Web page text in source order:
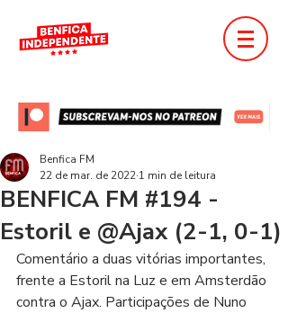
BENFICA FM #194 -
Estoril e @Ajax (2-1, 0-1)
Benfica FM
22 de mar. de 2022 1 min de leitura
Comentário a duas vitórias importantes,
frente a Estoril na Luz e em Amsterdão
contra o Ajax. Participações de Nuno